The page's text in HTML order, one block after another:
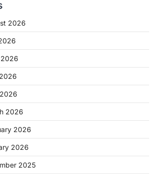
2026
2026
2026
2026
2025